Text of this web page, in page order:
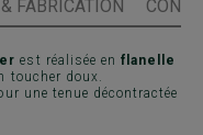
FABRICATION
est réalisée enflanelle
toucher doux.
une tenue décontractée